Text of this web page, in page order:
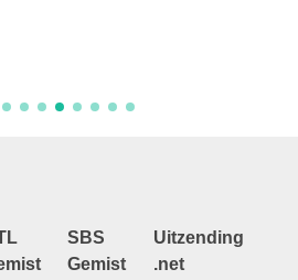
SBS
Gemist
Uitzending
.net